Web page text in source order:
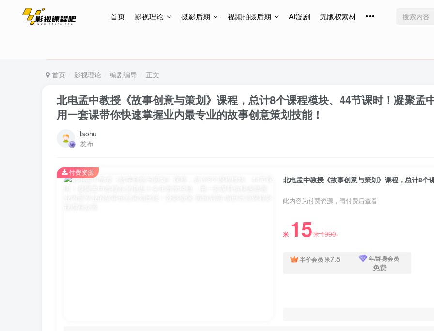
首页 影视理论 摄影后期 视频拍摄后期 AI漫剧 无版权素材
特惠终身会员299元，网站所有内容都可观看，终身免费更新
首页 影视理论 编剧编导 正文
北电孟中教授《故事创意与策划》课程，总计8个课程模块、44节课时！凝聚孟
用一套课带你快速掌握业内最专业的故事创意策划技能！
laohu
发布
此内容为付费资源，请付费后查看
米 15米1990
半价会员 米7.5 年/终身会员
免费
付费资源